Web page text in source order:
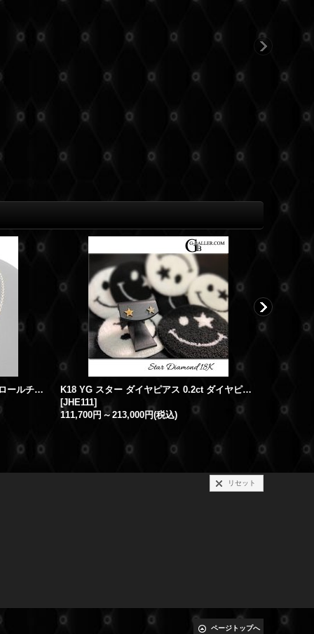
【新品】K18YG ゴールド 20インチ ロールチェーン ネックレス 全長50.5cm 幅2mm
K18 YG スター ダイヤピアス 0.2ct ダイヤピアス 18金 天然ダイヤ スタッドピアス
[JHE111]
111,700円 ～213,000円(税込)
リセット
ページトップへ